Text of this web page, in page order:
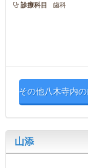
診療科目 歯科
その他八木寺内
山添